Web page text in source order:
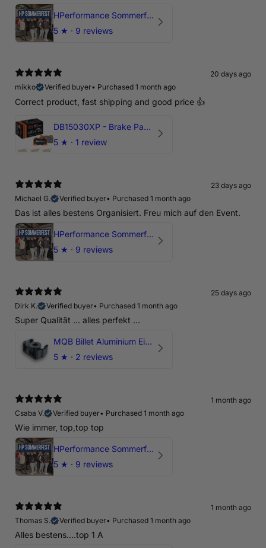
HPerformance Sommerfest 2026
5 ★ · 9 reviews
20 days ago
mikko
Verified buyer• Purchased 1 month ago
Correct product, fast shipping and good price 👍
DB15030XP - Brake Pads Xtreme Performance | Front Axle
5 ★ · 1 review
23 days ago
Michael G.
Verified buyer• Purchased 1 month ago
Das ist alles bestens Organisiert. Freu mich auf den Event.
HPerformance Sommerfest 2026
5 ★ · 9 reviews
25 days ago
Dirk K.
Verified buyer• Purchased 1 month ago
Super Qualität ... alles perfekt ...
MQB Billet Aluminium Einsatz Drehmomentstütze - DOGBONE für Audi RS3, TTRS, RSQ3
5 ★ · 2 reviews
1 month ago
Csaba V.
Verified buyer• Purchased 1 month ago
Wie immer, top,top top
HPerformance Sommerfest 2026
5 ★ · 9 reviews
1 month ago
Thomas S.
Verified buyer• Purchased 1 month ago
Alles bestens....top 1 A